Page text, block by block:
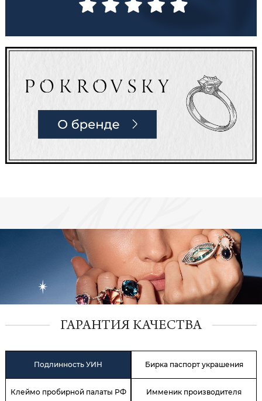
ГАРАНТИЯ КАЧЕСТВА
Подлинность УИН Бирка паспорт украшения
Клеймо пробирной палаты РФ Имменик производителя